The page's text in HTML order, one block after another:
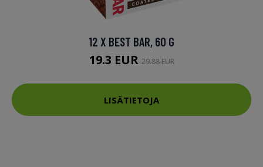
12 X BEST BAR, 60 G
19.3 EUR29.88 EUR
LISÄTIETOJA